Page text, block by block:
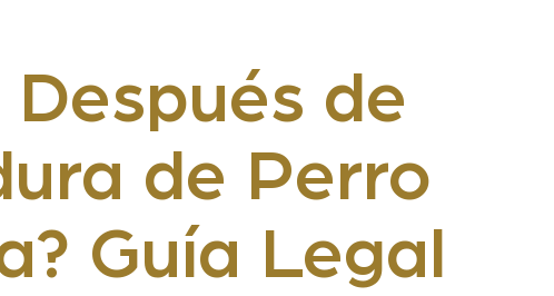
Después de
de Perro
Guía Legal